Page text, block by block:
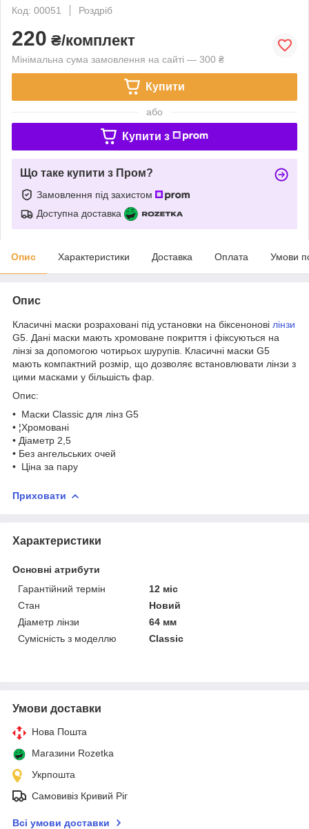
Код: 00051
Роздріб
220 ₴/комплект
Мінімальна сума замовлення на сайті — 300 ₴
Купити
або
Купити з
Що таке купити з Пром?
Замовлення під захистом
Доступна доставка
Опис Характеристики Доставка Оплата Умови
Опис
Класичні маски розраховані під установки на біксенонові лінзи
G5. Дані маски мають хромоване покриття і фіксуються на
лінзі за допомогою чотирьох шурупів. Класичні маски G5
мають компактний розмір, що дозволяє встановлювати лінзи з
цими масками у більшість фар.
Опис:
• Маски Classic для лінз G5
• ¦Хромовані
• Діаметр 2,5
• Без ангельських очей
• Ціна за пару
Приховати
Характеристики
Основні атрибути
Гарантійний термін
12 міс
Стан
Новий
Діаметр лінзи
64 мм
Сумісність з моделлю
Classic
Умови доставки
Нова Пошта
Магазини Rozetka
Укрпошта
Самовивіз Кривий Ріг
Всі умови доставки